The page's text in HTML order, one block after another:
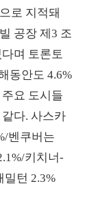
로 지적돼
공장 제3 조
며 토론토
동안도 4.6%
요 도시들
다. 사스카
벤쿠버는
키치너-
밀턴 2.3%